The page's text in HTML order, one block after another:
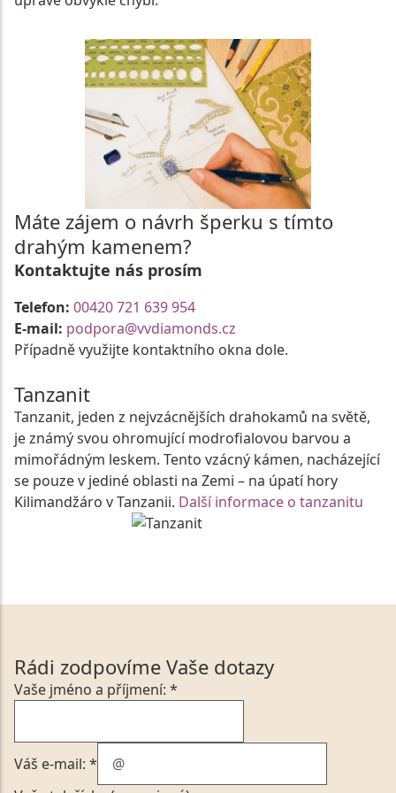
Máte zájem o návrh šperku s tímto
drahým kamenem?
Kontaktujte nás prosím
Telefon: 00420 721 639 954
E-mail: podpora@vvdiamonds.cz
Případně využijte kontaktního okna dole.
Tanzanit
Tanzanit, jeden z nejvzácnějších drahokamů na světě,
je známý svou ohromující modrofialovou barvou a
mimořádným leskem. Tento vzácný kámen, nacházející
se pouze v jediné oblasti na Zemi – na úpatí hory
Kilimandžáro v Tanzanii. Další informace o tanzanitu
Rádi zodpovíme Vaše dotazy
Vaše jméno a příjmení: *
Váš e-mail: *